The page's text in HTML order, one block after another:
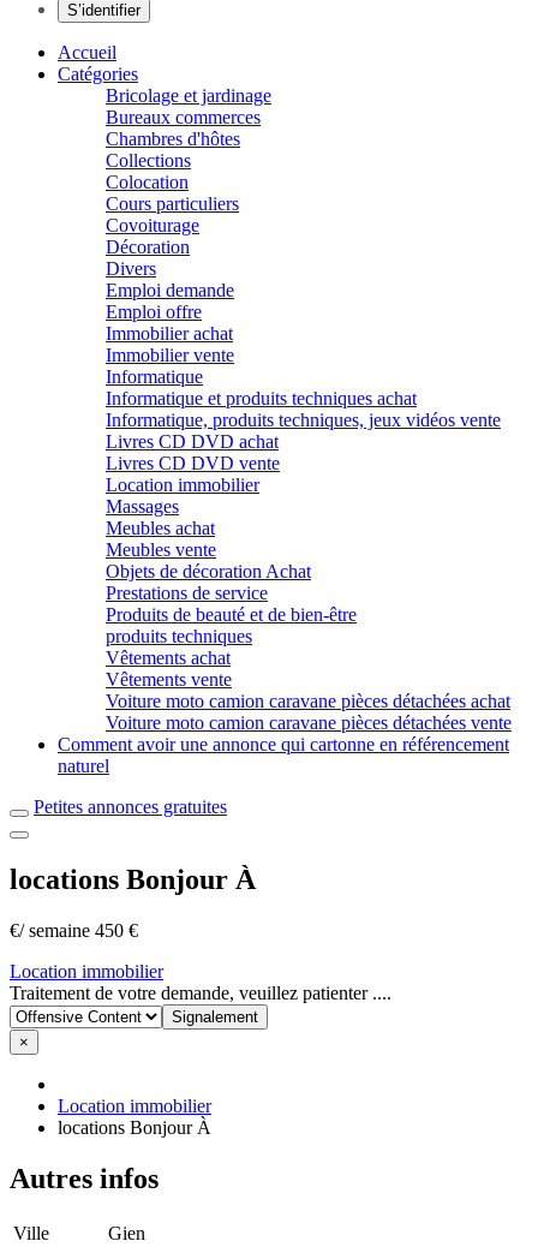
S’identifier
Accueil
Catégories
Bricolage et jardinage
Bureaux commerces
Chambres d'hôtes
Collections
Colocation
Cours particuliers
Covoiturage
Décoration
Divers
Emploi demande
Emploi offre
Immobilier achat
Immobilier vente
Informatique
Informatique et produits techniques achat
Informatique, produits techniques, jeux vidéos vente
Livres CD DVD achat
Livres CD DVD vente
Location immobilier
Massages
Meubles achat
Meubles vente
Objets de décoration Achat
Prestations de service
Produits de beauté et de bien-être
produits techniques
Vêtements achat
Vêtements vente
Voiture moto camion caravane pièces détachées achat
Voiture moto camion caravane pièces détachées vente
Comment avoir une annonce qui cartonne en référencement
naturel
Petites annonces gratuites
locations Bonjour À
€/ semaine 450 €
Location immobilier
Signaler
un
problème
Traitement de votre demande, veuillez patienter ....
×
Location immobilier
locations Bonjour À
Autres infos
Ville
Gien